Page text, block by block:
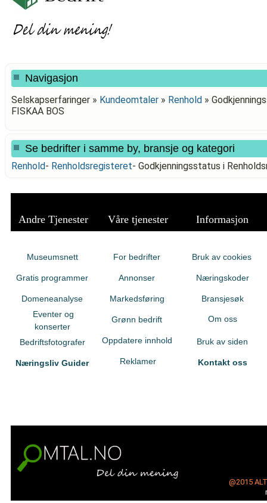
Navigasjon
Selskapserfaringer » Kundeomtaler » Renhold »
FISKAA BOS
Se bedrifter i samme by, bransje og kategori
Renhold- Renholdsregisteret- Godkjenningsstatus i
Andre Tjenester Våre tjenester Informasjon
Museumsnett
Gratis programmer
Domeneanalyse
Eventer og
konserter
Bedriftsfotografer
Næringsliv Guider
For bedrifter
Annonser
Markedsføring
Grønn bedrift
Oppdatere innhold
Reklamer
Bruk av cookies
Næringskoder
Bransjesøk
Om oss
Bruk av siden
Kontakt oss
@2015